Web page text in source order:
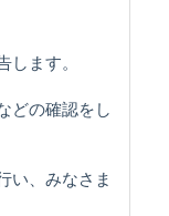
します。
どの確認をし
い、みなさま